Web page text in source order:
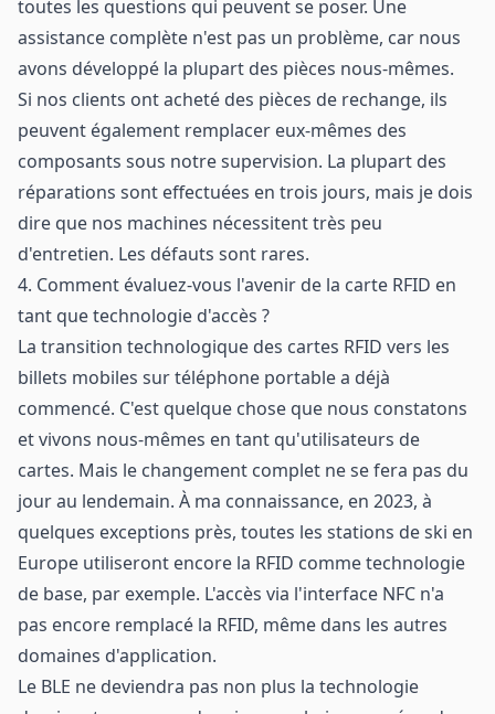
toutes les questions qui peuvent se poser. Une
assistance complète n'est pas un problème, car nous
avons développé la plupart des pièces nous-mêmes.
Si nos clients ont acheté des pièces de rechange, ils
peuvent également remplacer eux-mêmes des
composants sous notre supervision. La plupart des
réparations sont effectuées en trois jours, mais je dois
dire que nos machines nécessitent très peu
d'entretien. Les défauts sont rares.
4. Comment évaluez-vous l'avenir de la carte RFID en
tant que technologie d'accès ?
La transition technologique des cartes RFID vers les
billets mobiles sur téléphone portable a déjà
commencé. C'est quelque chose que nous constatons
et vivons nous-mêmes en tant qu'utilisateurs de
cartes. Mais le changement complet ne se fera pas du
jour au lendemain. À ma connaissance, en 2023, à
quelques exceptions près, toutes les stations de ski en
Europe utiliseront encore la RFID comme technologie
de base, par exemple. L'accès via l'interface NFC n'a
pas encore remplacé la RFID, même dans les autres
domaines d'application.
Le BLE ne deviendra pas non plus la technologie